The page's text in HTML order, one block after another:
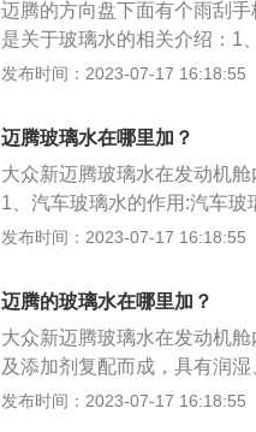
迈腾的方向盘下面有个雨刮
是关于玻璃水的相关介绍：1
子，一定不要贪图小便宜买
位置：迈腾加玻璃水的地方
发布时间：2023-07-17 16:18:55
迈腾玻璃水在哪里加？
大众新迈腾玻璃水在发动机
1、汽车玻璃水的作用:汽车
湿、渗透、增溶等功能，从
视野清晰；能消除玻璃表面
渍，一擦即亮，无需过水、
防雾、防冻功能，不易附尘
水，以免玻璃水尚未用完已
发布时间：2023-07-17 16:18:55
迈腾的玻璃水在哪里加？
大众新迈腾玻璃水在发动机
及添加剂复配而成，具有润
能显著降低液体的冰点，从
发布时间：2023-07-17 16:18:55